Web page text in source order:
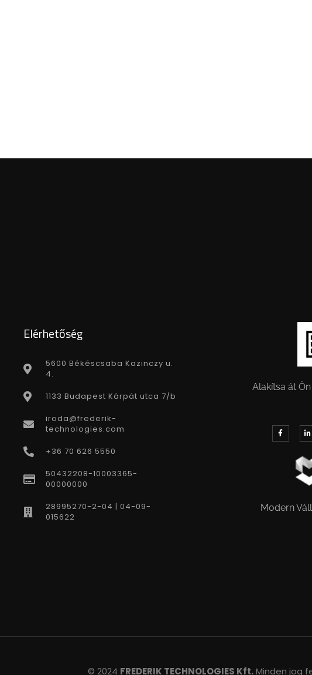
Elérhetőség
5600 Békéscsaba Kazinczy u.
4.
1133 Budapest Kárpát utca 7/b
iroda@frederik-
technologies.com
+36 70 626 5550
50432208-10003365-
00000000
28995270-2-04 | 04-09-
015622
Alakítsa át
Modern
© 2024 FREDERIK TECHNOLOGIES Kft.Minden jog